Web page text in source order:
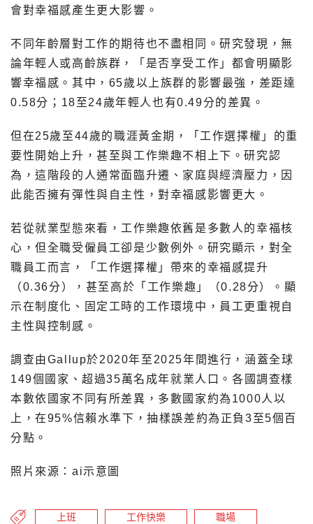
會對幸福感產生更大影響。
不同年齡層對工作的期待也不盡相同。研究發現，無
論年輕人或高齡族群，「是否享受工作」都會明顯影
響幸福感。其中，65歲以上族群的影響最強，差距達
0.58分；18至24歲年輕人也有0.49分的差異。
但在25歲至44歲的職涯黃金期，「工作選擇權」的重
要性開始上升，甚至與工作樂趣不相上下。研究認
為，這階段的人通常面臨升遷、家庭與經濟壓力，因
此能否擁有彈性與自主性，對幸福感影響更大。
若從就業型態來看，工作樂趣依舊是多數人的幸福核
心，但全職受僱員工卻是少數例外。研究顯示，對全
職員工而言，「工作選擇權」帶來的幸福感提升
（0.36分），甚至高於「工作樂趣」（0.28分）。顯
示在制度化、固定工時的工作環境中，員工更重視自
主性與控制感。
調查由Gallup於2020年至2025年間進行，涵蓋全球
149個國家、超過35萬名成年就業人口。各國調查樣
本數依國家不同有所差異，多數國家約為1000人以
上，在95%信賴水準下，抽樣誤差約為正負3至5個百
分點。
照片來源：ai示意圖
上班 工作快樂 職場